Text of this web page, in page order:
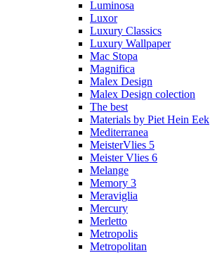
Luminosa
Luxor
Luxury Classics
Luxury Wallpaper
Mac Stopa
Magnifica
Malex Design
Malex Design colection
The best
Materials by Piet Hein Eek
Mediterranea
MeisterVlies 5
Meister Vlies 6
Melange
Memory 3
Meraviglia
Mercury
Merletto
Metropolis
Metropolitan